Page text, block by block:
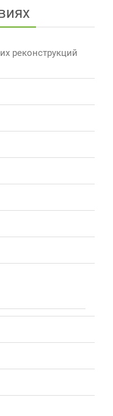
реконструкций